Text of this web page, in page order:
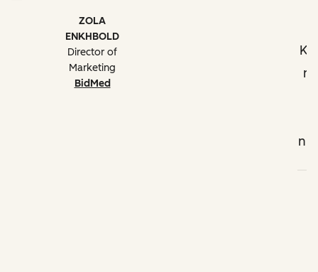
ZOLA
ENKHBOLD
Director of
Marketing
BidMed